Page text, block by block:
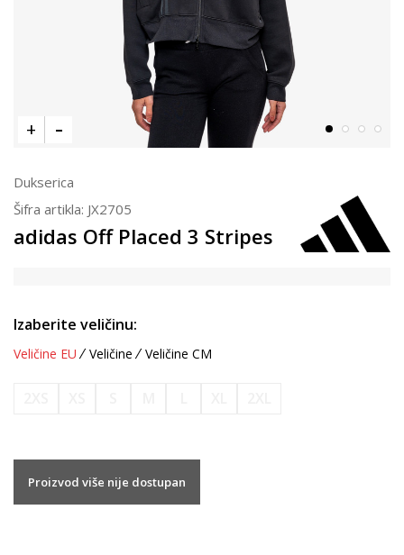
Dukserica
Šifra artikla: JX2705
adidas Off Placed 3 Stripes
Izaberite veličinu:
Veličine EU Veličine Veličine CM
Proizvod više nije dostupan